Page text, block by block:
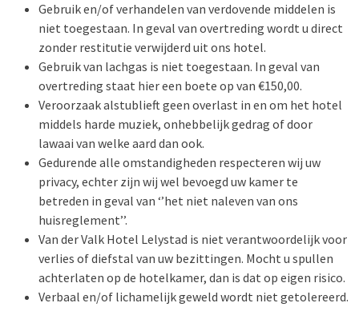
Gebruik en/of verhandelen van verdovende middelen is
niet toegestaan. In geval van overtreding wordt u direct
zonder restitutie verwijderd uit ons hotel.
Gebruik van lachgas is niet toegestaan. In geval van
overtreding staat hier een boete op van €150,00.
Veroorzaak alstublieft geen overlast in en om het hotel
middels harde muziek, onhebbelijk gedrag of door
lawaai van welke aard dan ook.
Gedurende alle omstandigheden respecteren wij uw
privacy, echter zijn wij wel bevoegd uw kamer te
betreden in geval van ‘’het niet naleven van ons
huisreglement’’.
Van der Valk Hotel Lelystad is niet verantwoordelijk voor
verlies of diefstal van uw bezittingen. Mocht u spullen
achterlaten op de hotelkamer, dan is dat op eigen risico.
Verbaal en/of lichamelijk geweld wordt niet getolereerd.